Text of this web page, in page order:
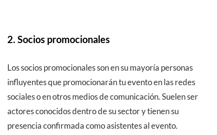
2. Socios promocionales
Los socios promocionales son en su mayoría personas
influyentes que promocionarán tu evento en las redes
sociales o en otros medios de comunicación. Suelen ser
actores conocidos dentro de su sector y tienen su
presencia confirmada como asistentes al evento.